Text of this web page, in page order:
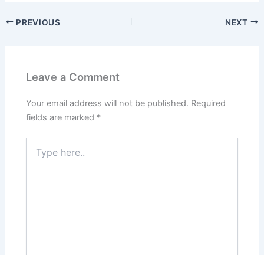
PREVIOUS NEXT
Leave a Comment
Your email address will not be published. Required
fields are marked *
here..